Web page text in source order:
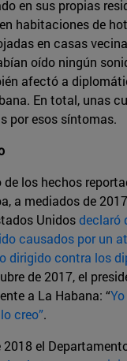
en sus propias
habitaciones de
en casas
oído ningún
afectó a
En total, unas
por esos síntomas.
de los hechos
a mediados de
Unidosdeclaró
causados por un
dirigido contra los
de 2017, el
a La Habana: “
creo”.
2018 el